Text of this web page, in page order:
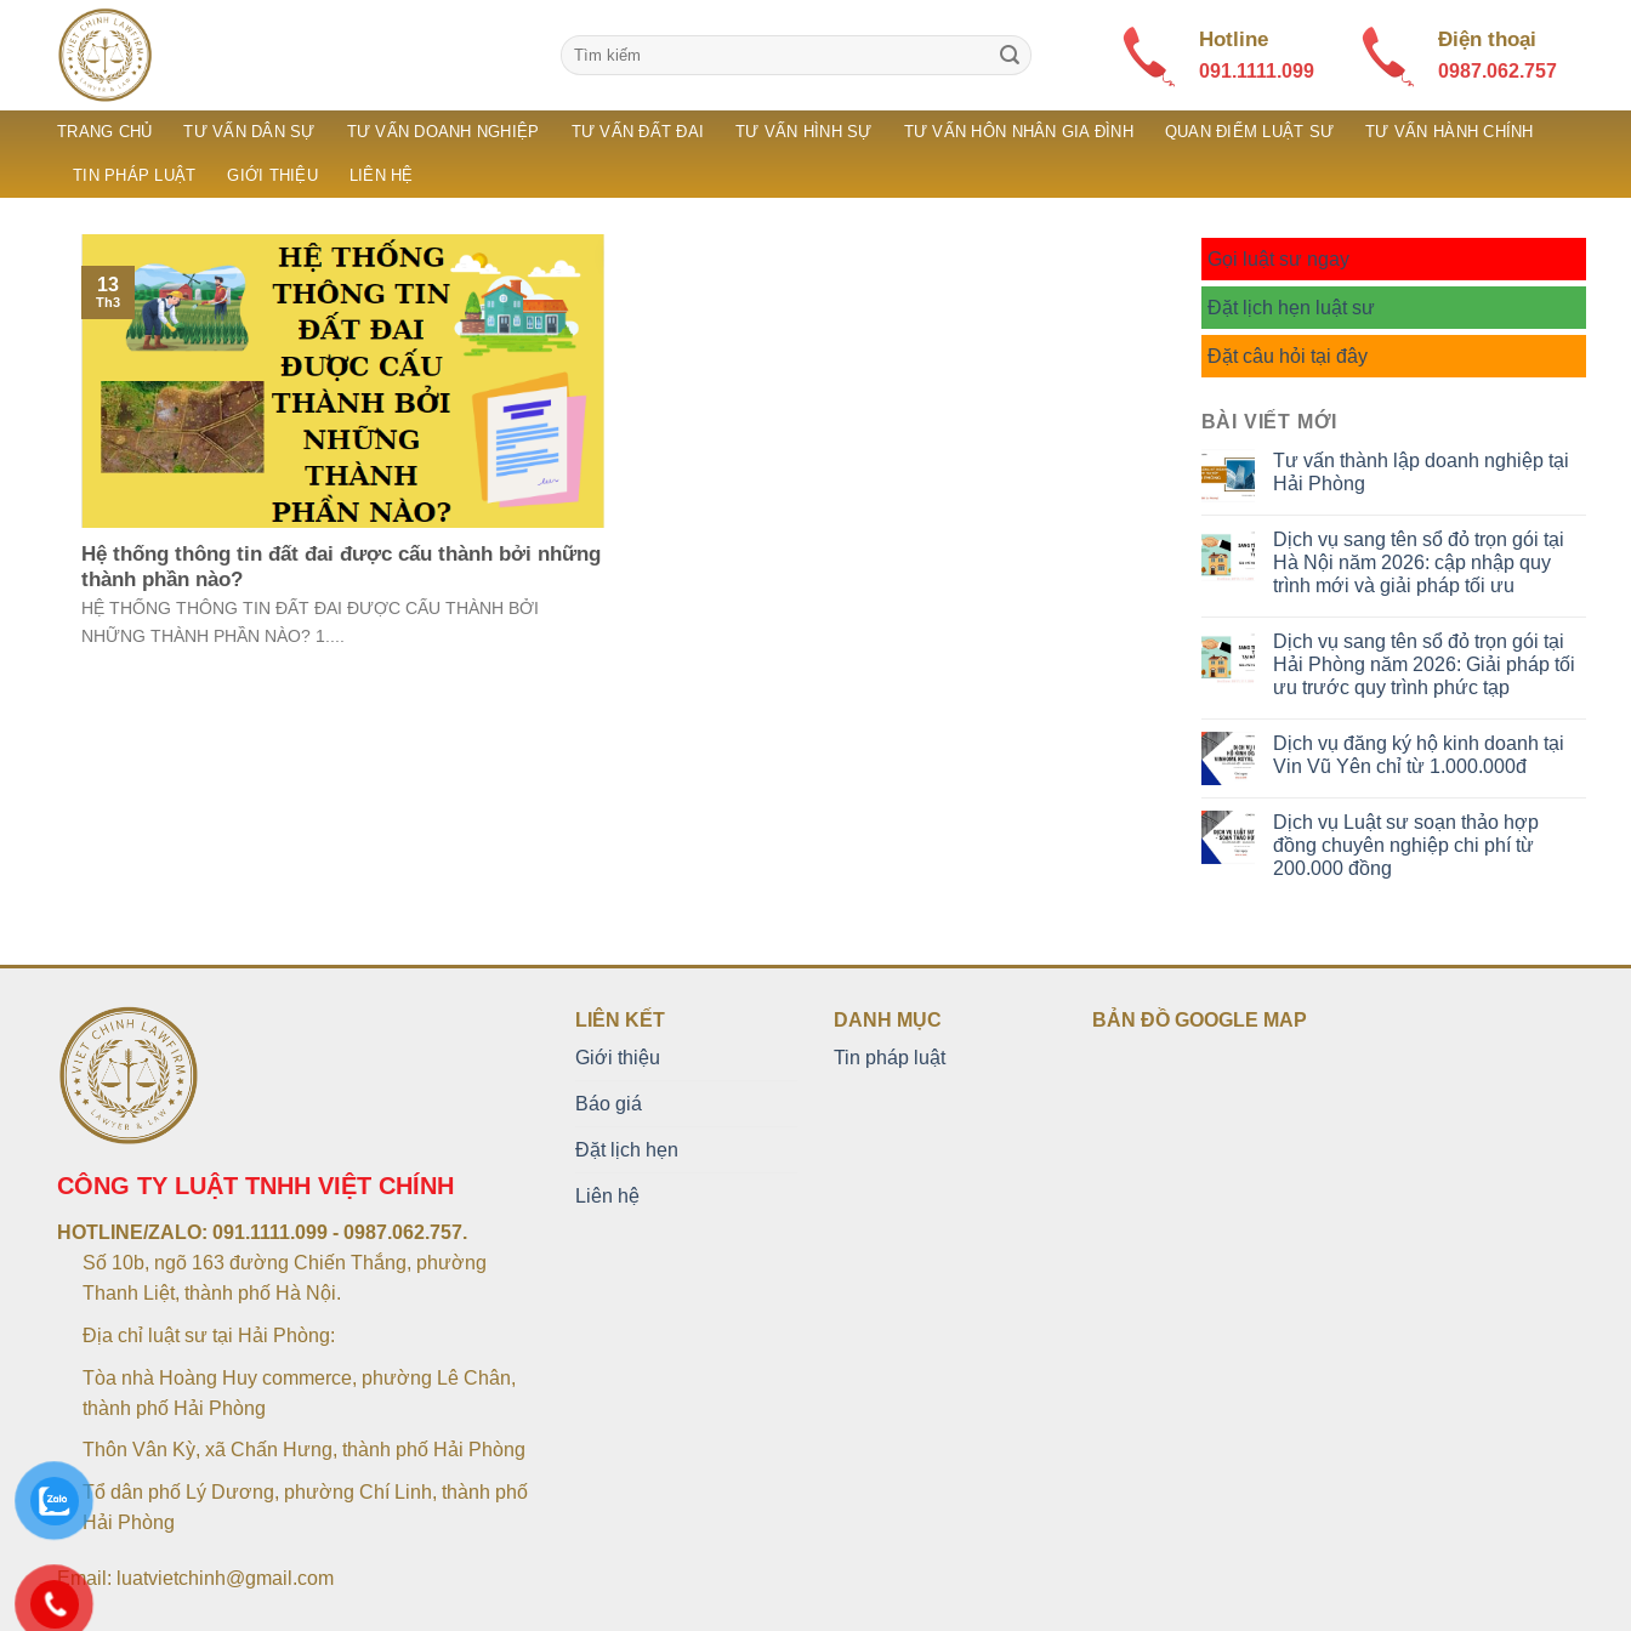
content
Hotline
091.1111.099
Điện thoại
0987.062.757
TRANG CHỦ TƯ VẤN DÂN SỰ TƯ VẤN DOANH NGHIỆP TƯ VẤN ĐẤT ĐAI TƯ VẤN HÌNH SỰ TƯ VẤN HÔN NHÂN GIA ĐÌNH QUAN ĐIỂM LUẬT SƯ TƯ VẤN HÀNH CHÍNH
TIN PHÁP LUẬT GIỚI THIỆU LIÊN HỆ
Hệ thống thông tin đất đai được cấu thành bởi những
thành phần nào?
HỆ THỐNG THÔNG TIN ĐẤT ĐAI ĐƯỢC CẤU THÀNH BỞI
NHỮNG THÀNH PHẦN NÀO? 1....
13
Th3
Gọi luật sư ngay
Đặt lịch hẹn luật sư
Đặt câu hỏi tại đây
BÀI VIẾT MỚI
Tư vấn thành lập doanh nghiệp tại
Hải Phòng
Dịch vụ sang tên sổ đỏ trọn gói tại
Hà Nội năm 2026: cập nhập quy
trình mới và giải pháp tối ưu
Dịch vụ sang tên sổ đỏ trọn gói tại
Hải Phòng năm 2026: Giải pháp tối
ưu trước quy trình phức tạp
Dịch vụ đăng ký hộ kinh doanh tại
Vin Vũ Yên chỉ từ 1.000.000đ
Dịch vụ Luật sư soạn thảo hợp
đồng chuyên nghiệp chi phí từ
200.000 đồng
CÔNG TY LUẬT TNHH VIỆT CHÍNH
HOTLINE/ZALO: 091.1111.099 - 0987.062.757.
Số 10b, ngõ 163 đường Chiến Thắng, phường
Thanh Liệt, thành phố Hà Nội.
Địa chỉ luật sư tại Hải Phòng:
Tòa nhà Hoàng Huy commerce, phường Lê Chân,
thành phố Hải Phòng
Thôn Vân Kỳ, xã Chấn Hưng, thành phố Hải Phòng
Tổ dân phố Lý Dương, phường Chí Linh, thành phố
Hải Phòng
Email: luatvietchinh@gmail.com
LIÊN KẾT
Giới thiệu
Báo giá
Đặt lịch hẹn
Liên hệ
DANH MỤC
Tin pháp luật
BẢN ĐỒ GOOGLE MAP